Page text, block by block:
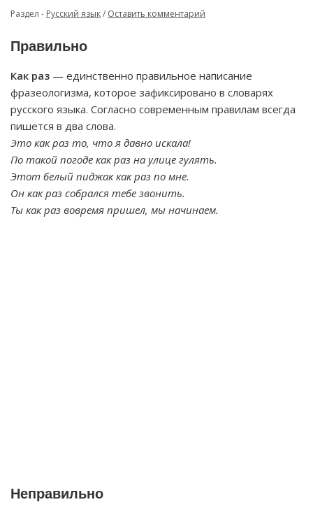
Раздел - Русский язык/ Оставить комментарий
Правильно
Как раз — единственно правильное написание
фразеологизма, которое зафиксировано в словарях
русского языка. Согласно современным правилам всегда
пишется в два слова.
Это как раз то, что я давно искала!
По такой погоде как раз на улице гулять.
Этот белый пиджак как раз по мне.
Он как раз собрался тебе звонить.
Ты как раз вовремя пришел, мы начинаем.
Неправильно